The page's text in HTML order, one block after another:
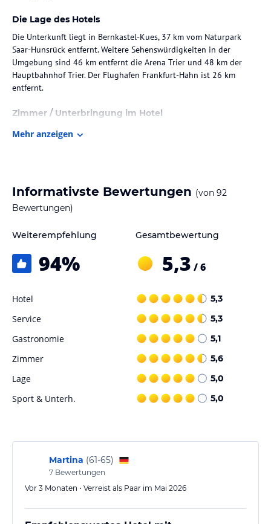
Die Lage des Hotels
Die Unterkunft liegt in Bernkastel-Kues, 37 km vom Naturpark
Saar-Hunsrück entfernt. Weitere Sehenswürdigkeiten in der
Umgebung sind 46 km entfernt die Arena Trier und 48 km der
Hauptbahnhof Trier. Der Flughafen Frankfurt-Hahn ist 26 km
entfernt.
Zimmer / Unterbringung im Hotel
Die Gästezimmer sind mit einem Flachbild-TV und einem Safe
ausgestattet.
Das Frühstück wird in Form eines Buffets angeboten und steht
Sport und Unterhaltung
Gäste können eine Vielzahl von Freizeitaktivitäten in und um
Bernkastel-Kues erleben, darunter Wandern, Kanufahren und
Fahrradfahren.
Hinweis: Verfasst von HolidayCheck mit Hilfe von KI. Alle
Angaben ohne Gewähr. Bitte lies vor der Buchung die
Mehr anzeigen
Informativste Bewertungen (von 92
Bewertungen)
Weiterempfehlung
94%
Gesamtbewertung
5,3 / 6
Hotel 5,3
Service 5,3
Gastronomie 5,1
Zimmer 5,6
Lage 5,0
Sport & Unterh. 5,0
Martina (61-65)
7 Bewertungen
Vor 3 Monaten • Verreist als Paar im Mai 2026